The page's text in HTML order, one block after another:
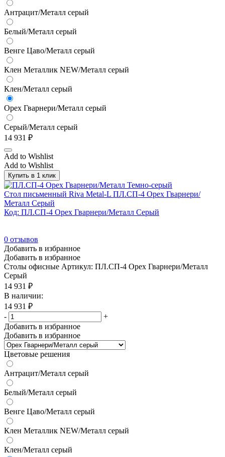
Антрацит/Металл серый
Белый/Металл серый
Венге Цаво/Металл серый
Клен Металлик NEW/Металл серый
Клен/Металл серый
Орех Гварнери/Металл серый
Серый/Металл серый
14 931 ₽
Add to Wishlist
Add to Wishlist
Купить в 1 клик
Стол письменный Riva Metal-L ПЛ.СП-4 Орех Гварнери/
Металл Серый
Код: ПЛ.СП-4 Орех Гварнери/Металл Серый
0 отзывов
Добавить в избранное
Добавить в избранное
Столы офисные Артикул: ПЛ.СП-4 Орех Гварнери/Металл
Серый
14 931 ₽
В наличии:
14 931 ₽
-
+
Добавить в избранное
Добавить в избранное
Цветовые решения
Антрацит/Металл серый
Белый/Металл серый
Венге Цаво/Металл серый
Клен Металлик NEW/Металл серый
Клен/Металл серый